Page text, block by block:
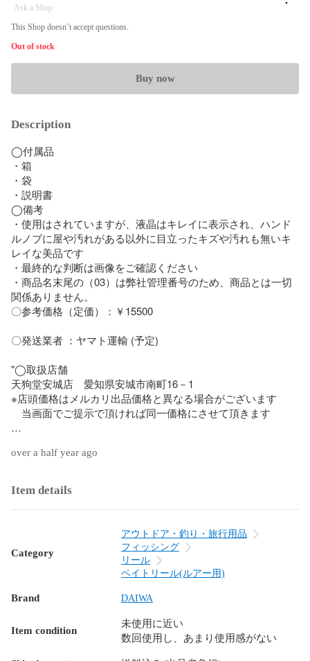
Ask a Shop
This Shop doesn’t accept questions.
Out of stock
Buy now
Description
◯付属品
・箱
・袋
・説明書
◯備考
・使用はされていますが、液晶はキレイに表示され、ハンド
ルノブに屋や汚れがある以外に目立ったキズや汚れも無いキ
レイな美品です
・最終的な判断は画像をご確認ください
・商品名末尾の（03）は弊社管理番号のため、商品とは一切
関係ありません。
〇参考価格（定価）：￥15500
〇発送業者 ：ヤマト運輸 (予定)
"◯取扱店舗
天狗堂安城店　愛知県安城市南町16－1
※店頭価格はメルカリ出品価格と異なる場合がございます
当画面でご提示で頂ければ同一価格にさせて頂きます
きません
◯問い合わせ（TEL）
over a half year ago
Item details
Category
アウトドア・釣り・旅行用品
フィッシング
リール
ベイトリール(ルアー用)
Brand DAIWA
Item condition
未使用に近い
数回使用し、あまり使用感がない